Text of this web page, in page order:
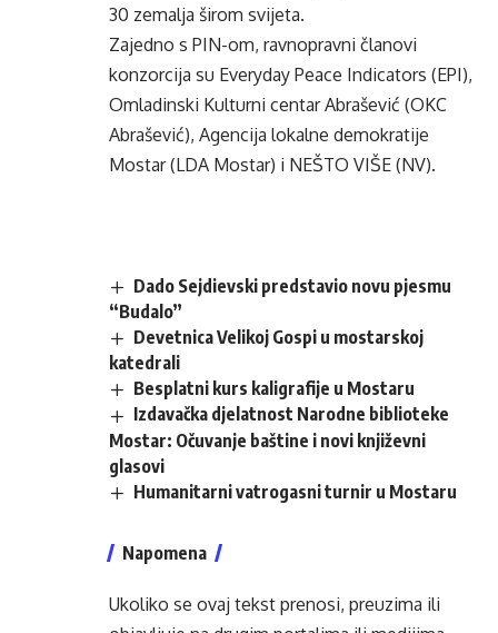
30 zemalja širom svijeta.
Zajedno s PIN-om, ravnopravni članovi
konzorcija su Everyday Peace Indicators (EPI),
Omladinski Kulturni centar Abrašević (OKC
Abrašević), Agencija lokalne demokratije
Mostar (LDA Mostar) i NEŠTO VIŠE (NV).
Dado Sejdievski predstavio novu pjesmu
“Budalo”
Devetnica Velikoj Gospi u mostarskoj
katedrali
Besplatni kurs kaligrafije u Mostaru
Izdavačka djelatnost Narodne biblioteke
Mostar: Očuvanje baštine i novi književni
glasovi
Humanitarni vatrogasni turnir u Mostaru
Napomena
Ukoliko se ovaj tekst prenosi, preuzima ili